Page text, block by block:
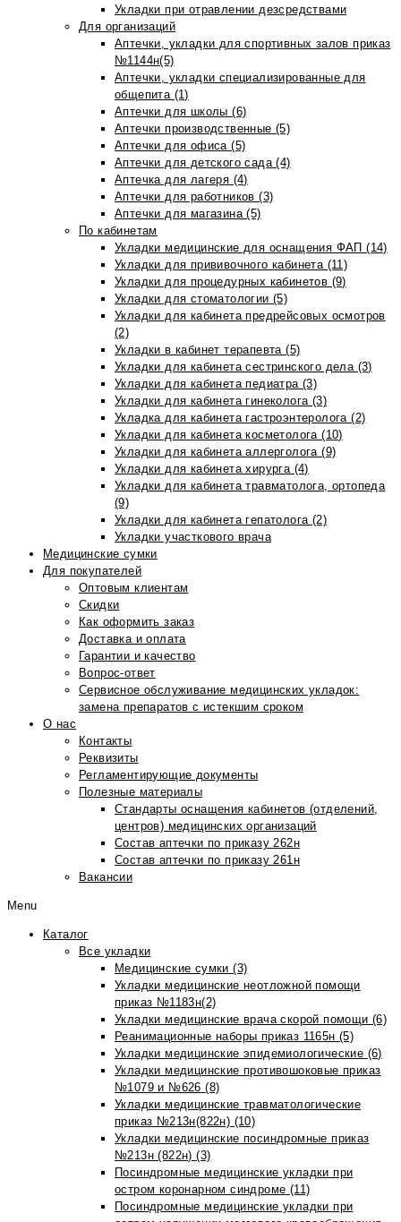
Укладки при отравлении дезсредствами
Для организаций
Аптечки, укладки для спортивных залов приказ
№1144н(5)
Аптечки, укладки специализированные для
общепита (1)
Аптечки для школы (6)
Аптечки производственные (5)
Аптечки для офиса (5)
Аптечки для детского сада (4)
Аптечка для лагеря (4)
Аптечки для работников (3)
Аптечки для магазина (5)
По кабинетам
Укладки медицинские для оснащения ФАП (14)
Укладки для прививочного кабинета (11)
Укладки для процедурных кабинетов (9)
Укладки для стоматологии (5)
Укладки для кабинета предрейсовых осмотров
(2)
Укладки в кабинет терапевта (5)
Укладки для кабинета сестринского дела (3)
Укладки для кабинета педиатра (3)
Укладки для кабинета гинеколога (3)
Укладка для кабинета гастроэнтеролога (2)
Укладки для кабинета косметолога (10)
Укладки для кабинета аллерголога (9)
Укладки для кабинета хирурга (4)
Укладки для кабинета травматолога, ортопеда
(9)
Укладки для кабинета гепатолога (2)
Укладки участкового врача
Медицинские сумки
Для покупателей
Оптовым клиентам
Скидки
Как оформить заказ
Доставка и оплата
Гарантии и качество
Вопрос-ответ
Сервисное обслуживание медицинских укладок:
замена препаратов с истекшим сроком
О нас
Контакты
Реквизиты
Регламентирующие документы
Полезные материалы
Стандарты оснащения кабинетов (отделений,
центров) медицинских организаций
Состав аптечки по приказу 262н
Состав аптечки по приказу 261н
Вакансии
Menu
Каталог
Все укладки
Медицинские сумки (3)
Укладки медицинские неотложной помощи
приказ №1183н(2)
Укладки медицинские врача скорой помощи (6)
Реанимационные наборы приказ 1165н (5)
Укладки медицинские эпидемиологические (6)
Укладки медицинские противошоковые приказ
№1079 и №626 (8)
Укладки медицинские травматологические
приказ №213н(822н) (10)
Укладки медицинские посиндромные приказ
№213н (822н) (3)
Посиндромные медицинские укладки при
остром коронарном синдроме (11)
Посиндромные медицинские укладки при